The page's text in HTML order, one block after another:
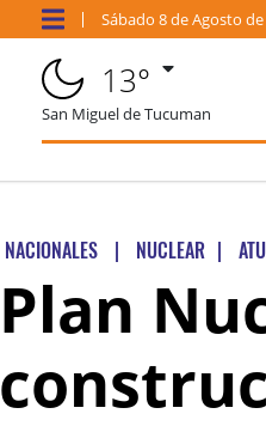
Sábado 8 deAgosto
13°
San Miguel de Tucuman
NACIONALES | NUCLEAR |
Plan